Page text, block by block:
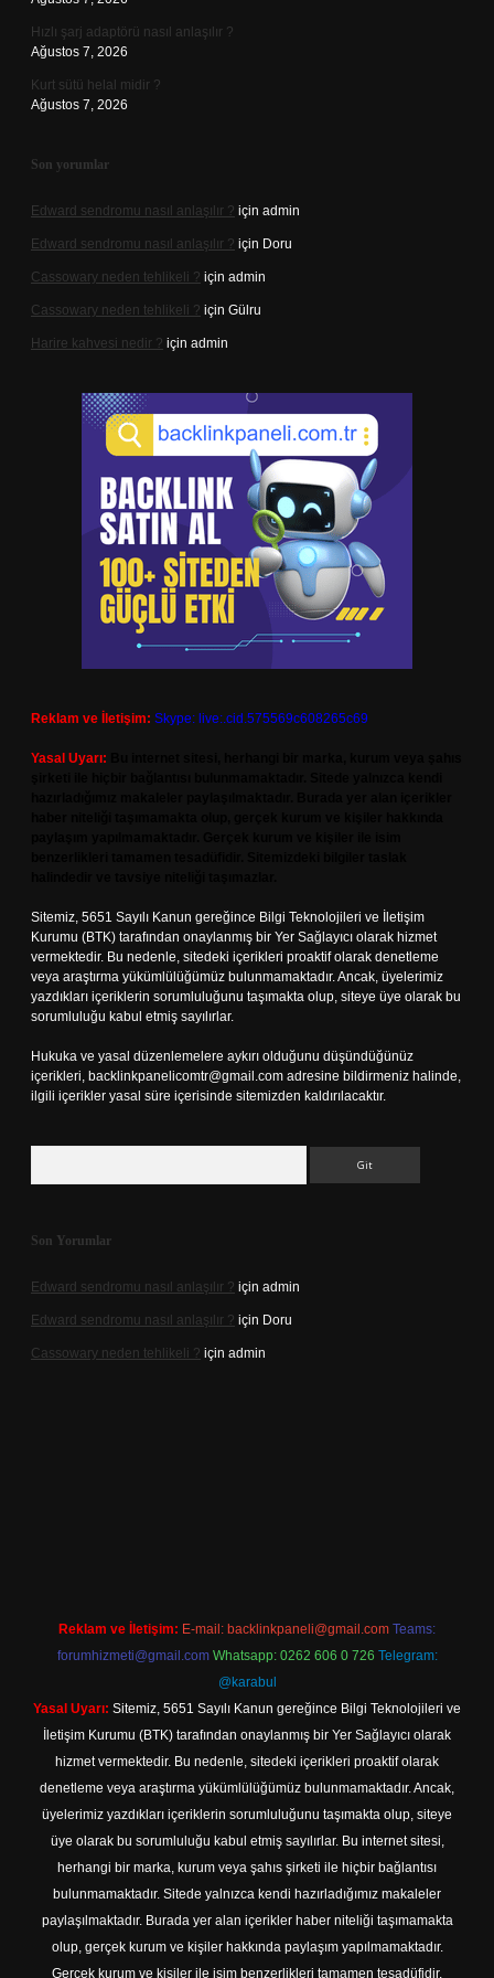
Hızlı şarj adaptörü nasıl anlaşılır ?
Ağustos 7, 2026
Kurt sütü helal midir ?
Ağustos 7, 2026
Son yorumlar
Edward sendromu nasıl anlaşılır ? için admin
Edward sendromu nasıl anlaşılır ? için Doru
Cassowary neden tehlikeli ? için admin
Cassowary neden tehlikeli ? için Gülru
Harire kahvesi nedir ? için admin
Reklam ve İletişim: Skype: live:.cid.575569c608265c69
Yasal Uyarı:
Sitemiz, 5651 Sayılı Kanun gereğince Bilgi Teknolojileri ve İletişim
Kurumu (BTK) tarafından onaylanmış bir Yer Sağlayıcı olarak hizmet
vermektedir. Bu nedenle, sitedeki içerikleri proaktif olarak denetleme
veya araştırma yükümlülüğümüz bulunmamaktadır. Ancak, üyelerimiz
yazdıkları içeriklerin sorumluluğunu taşımakta olup, siteye üye olarak bu
sorumluluğu kabul etmiş sayılırlar.
Hukuka ve yasal düzenlemelere aykırı olduğunu düşündüğünüz
içerikleri, backlinkpanelicomtr@gmail.com adresine bildirmeniz halinde,
ilgili içerikler yasal süre içerisinde sitemizden kaldırılacaktır.
Son Yorumlar
Edward sendromu nasıl anlaşılır ? için admin
Edward sendromu nasıl anlaşılır ? için Doru
Cassowary neden tehlikeli ? için admin
Reklam ve İletişim: E-mail: backlinkpaneli@gmail.com Teams:
forumhizmeti@gmail.com Whatsapp: 0262 606 0 726 Telegram:
@karabul
Yasal Uyarı: Sitemiz, 5651 Sayılı Kanun gereğince Bilgi Teknolojileri ve
İletişim Kurumu (BTK) tarafından onaylanmış bir Yer Sağlayıcı olarak
hizmet vermektedir. Bu nedenle, sitedeki içerikleri proaktif olarak
denetleme veya araştırma yükümlülüğümüz bulunmamaktadır. Ancak,
üyelerimiz yazdıkları içeriklerin sorumluluğunu taşımakta olup, siteye
üye olarak bu sorumluluğu kabul etmiş sayılırlar. Bu internet sitesi,
herhangi bir marka, kurum veya şahıs şirketi ile hiçbir bağlantısı
bulunmamaktadır. Sitede yalnızca kendi hazırladığımız makaleler
paylaşılmaktadır. Burada yer alan içerikler haber niteliği taşımamakta
olup, gerçek kurum ve kişiler hakkında paylaşım yapılmamaktadır.
Gerçek kurum ve kişiler ile isim benzerlikleri tamamen tesadüfidir.